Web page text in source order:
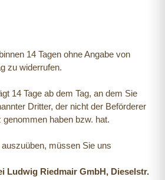
14 Tagen ohne Angabe von
zu widerrufen.
14 Tage ab dem Tag, an dem Sie
Dritter, der nicht der Beförderer
genommen haben bzw. hat.
müssen Sie uns
Ludwig Riedmair GmbH, Dieselstr.